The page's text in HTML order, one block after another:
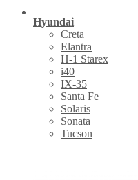
Hyundai
Creta
Elantra
H-1 Starex
i40
IX-35
Santa Fe
Solaris
Sonata
Tucson